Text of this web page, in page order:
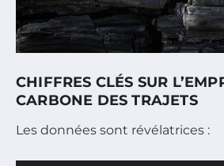
CHIFFRES CLÉS SUR
CARBONE DES TRAJETS
Les données sont révélatrices :